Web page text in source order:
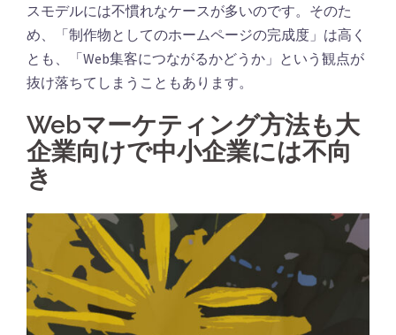
スモデルには不慣れなケースが多いのです。そのた
め、「制作物としてのホームページの完成度」は高く
とも、「Web集客につながるかどうか」という観点が
抜け落ちてしまうこともあります。
Webマーケティング方法も大
企業向けで中小企業には不向
き